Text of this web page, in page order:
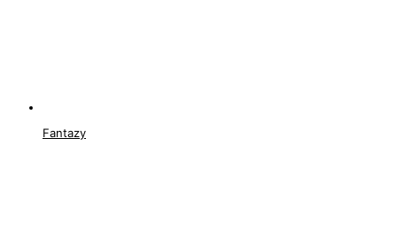
Fantazy